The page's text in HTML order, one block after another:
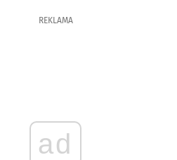
REKLAMA
ad